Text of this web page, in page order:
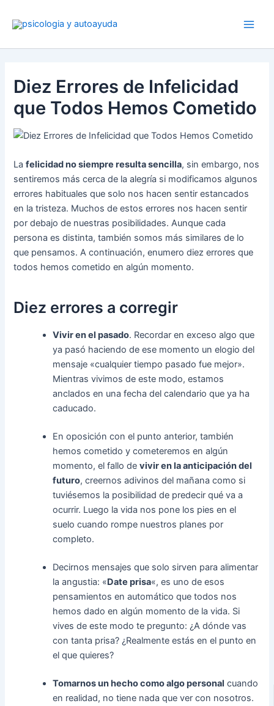
Diez Errores de Infelicidad
que Todos Hemos Cometido
Lafelicidad no siempre resulta sencilla, sin embargo, nos
sentiremos más cerca de la alegría si modificamos algunos
errores habituales que solo nos hacen sentir estancados
en la tristeza. Muchos de estos errores nos hacen sentir
por debajo de nuestras posibilidades. Aunque cada
persona es distinta, también somos más similares de lo
que pensamos. A continuación, enumero diez errores que
todos hemos cometido en algún momento.
Diez errores a corregir
Vivir en el pasado. Recordar en exceso algo que
ya pasó haciendo de ese momento un elogio del
mensaje «cualquier tiempo pasado fue mejor».
Mientras vivimos de este modo, estamos
anclados en una fecha del calendario que ya ha
caducado.
En oposición con el punto anterior, también
hemos cometido y cometeremos en algún
momento, el fallo devivir en la anticipación del
futuro, creernos adivinos del mañana como si
tuviésemos la posibilidad de predecir qué va a
ocurrir. Luego la vida nos pone los pies en el
suelo cuando rompe nuestros planes por
completo.
Decirnos mensajes que solo sirven para alimentar
la angustia: «Date prisa«, es uno de esos
pensamientos en automático que todos nos
hemos dado en algún momento de la vida. Si
vives de este modo te pregunto: ¿A dónde vas
con tanta prisa? ¿Realmente estás en el punto en
el que quieres?
Tomarnos un hecho como algo personal cuando
en realidad, no tiene nada que ver con nosotros.